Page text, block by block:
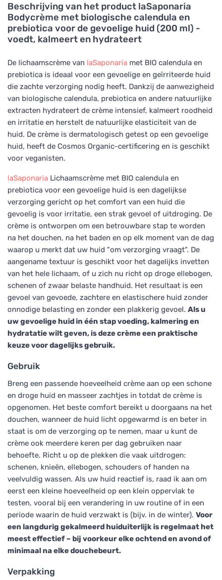
Beschrijving van het product laSaponaria
Bodycrème met biologische calendula en
prebiotica voor de gevoelige huid (200 ml) -
voedt, kalmeert en hydrateert
De lichaamscrème van laSaponaria met BIO calendula en
prebiotica is ideaal voor een gevoelige en geïrriteerde huid
die zachte verzorging nodig heeft. Dankzij de aanwezigheid
van biologische calendula, prebiotica en andere natuurlijke
extracten hydrateert de crème intensief, kalmeert roodheid
en irritatie en herstelt de natuurlijke elasticiteit van de
huid. De crème is dermatologisch getest op een gevoelige
huid, heeft de Cosmos Organic-certificering en is geschikt
voor veganisten.
laSaponaria Lichaamscrème met BIO calendula en
prebiotica voor een gevoelige huid is een dagelijkse
verzorging gericht op het comfort van een huid die
gevoelig is voor irritatie, een strak gevoel of uitdroging. De
crème is ontworpen om een betrouwbare stap te worden
na het douchen, na het baden en op elk moment van de dag
waarop u merkt dat uw huid "om verzorging vraagt". De
aangename textuur is geschikt voor het dagelijks invetten
van het hele lichaam, of u zich nu richt op droge ellebogen,
schenen of zwaar belaste handhuid. Het resultaat is een
gevoel van gevoede, zachtere en elastischere huid zonder
onnodige belasting en zonder een plakkerig gevoel. Als u
uw gevoelige huid in één stap voeding, kalmering en
hydratatie wilt geven, is deze crème een praktische
keuze voor dagelijks gebruik.
Gebruik
Breng een passende hoeveelheid crème aan op een schone
en droge huid en masseer zachtjes in totdat de crème is
opgenomen. Het beste comfort bereikt u doorgaans na het
douchen, wanneer de huid licht opgewarmd is en beter in
staat is om de verzorging op te nemen, maar u kunt de
crème ook meerdere keren per dag gebruiken naar
behoefte. Richt u op de plekken die vaak uitdrogen:
schenen, knieën, ellebogen, schouders of handen na
veelvuldig wassen. Als uw huid reactief is, raad ik aan om
eerst een kleine hoeveelheid op een klein oppervlak te
testen, vooral bij een verandering in uw routine of in een
periode waarin de huid verzwakt is (bijv. in de winter). Voor
een langdurig gekalmeerd huiduiterlijk is regelmaat het
meest effectief – bij voorkeur elke ochtend en avond of
minimaal na elke douchebeurt.
Verpakking